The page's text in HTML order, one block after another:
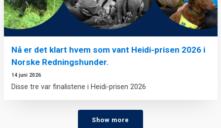
Nå er det klart hvem som vant Heidi-prisen 2026 i
Norske Redningshunder.
14 juni 2026
Disse tre var finalistene i Heidi-prisen 2026
Show more